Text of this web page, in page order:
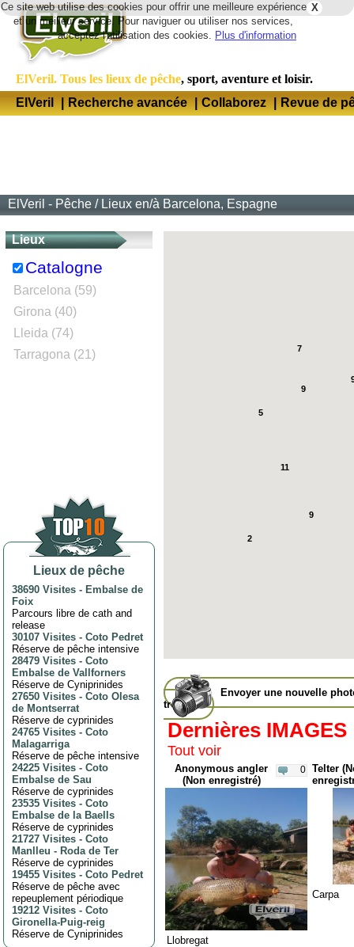
X
Ce site web utilise des cookies pour offrir une meilleure expérience
et un meilleur service. Pour naviguer ou utiliser nos services,
acceptez l'utilisation des cookies. Plus d'information
ElVeril. Tous les lieux de pêche, sport, aventure et loisir.
ElVeril
| Recherche avancée | Collaborez | Revue de
ElVeril - Pêche / Lieux en/à Barcelona, Espagne
Lieux
Catalogne
Barcelona (59)
Girona (40)
Lleida (74)
Tarragona (21)
Lieux de pêche
38690 Visites - Embalse de
Foix
Parcours libre de cath and
release
30107 Visites - Coto Pedret
Réserve de pêche intensive
28479 Visites - Coto
Embalse de Vallforners
Réserve de Cyniprinides
27650 Visites - Coto Olesa
de Montserrat
Réserve de cyprinides
24765 Visites - Coto
Malagarriga
Réserve de pêche intensive
24225 Visites - Coto
Embalse de Sau
Réserve de cyprinides
23535 Visites - Coto
Embalse de la Baells
Réserve de cyprinides
21727 Visites - Coto
Manlleu - Roda de Ter
Réserve de cyprinides
19455 Visites - Coto Pedret
Réserve de pêche avec
repeuplement périodique
19212 Visites - Coto
Gironella-Puig-reig
Réserve de Cyniprinides
11
7
9
2
5
9
Envoyer une nouvelle
trophée
Dernières IMAGES
Tout voir
0
Anonymous angler
(Non enregistré)
Llobregat
Telter
Carpa